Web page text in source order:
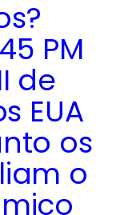
PM
de
EUA
os
o